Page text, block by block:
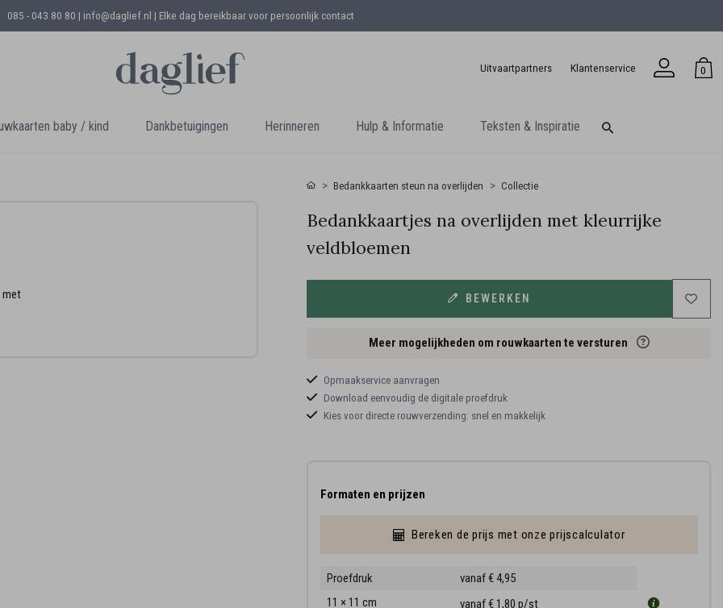
085 - 043 80 80 | info@daglief.nl | Elke dag bereikbaar voor persoonlijk contact
Uitvaartpartners Klantenservice 0
baby / kind Dankbetuigingen Herinneren Hulp & Informatie Teksten & Inspiratie
met
Bedankkaarten steun na overlijden Collectie
Bedankkaartjes na overlijden met kleurrijke
veldbloemen
BEWERKEN
Meer mogelijkheden om rouwkaarten te versturen
Opmaakservice aanvragen
Download eenvoudig de digitale proefdruk
Kies voor directe rouwverzending: snel en makkelijk
Formaten en prijzen
Bereken de prijs met onze prijscalculator
Proefdruk
vanaf € 4,95
11 × 11 cm
vanaf € 1,80 p/st